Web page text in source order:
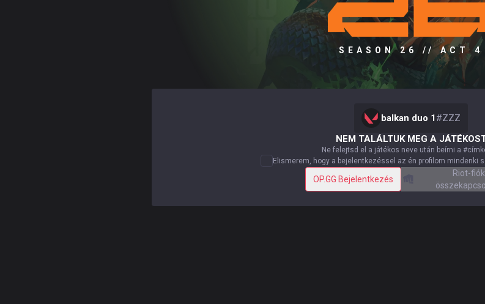
SEASON 26 // ACT 4
balkan duo 1 #ZZZ
NEM TALÁLTUK MEG A
Ne felejtsd el a játékos neve után beírni a
Elismerem, hogy a bejelentkezéssel az én profilom mindenki
OP.GG Bejelentkezés
Riot-fiók